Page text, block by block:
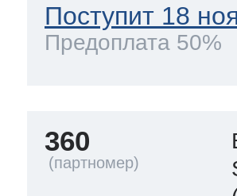
Поступит 18
Предоплата 50%
360